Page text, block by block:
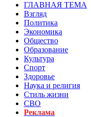
ГЛАВНАЯ ТЕМА
Взгляд
Политика
Экономика
Общество
Образование
Культура
Спорт
Здоровье
Наука и религия
Стиль жизни
СВО
Реклама